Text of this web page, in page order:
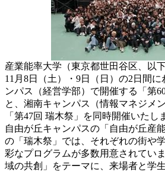
産業能率大学（東京都世田谷区、以
11月8日（土）・9日（日）の2日間
ンパス（経営学部）で開催する「第
と、湘南キャンパス（情報マネジメ
「第47回 瑞木祭」を同時開催いたし
自由が丘キャンパスの「自由が丘産
の「瑞木祭」では、それぞれの街や
彩なプログラムが多数用意されてい
域の共創」をテーマに、来場者と学